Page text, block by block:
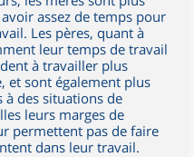
assez de temps pour
Les pères, quant à
leur temps de travail
à travailler plus
et sont également plus
des situations de
leurs marges de
permettent pas de faire
dans leur travail.